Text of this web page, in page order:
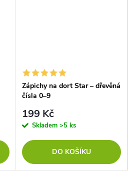
Zápichy na dort Star – dřevěná
čísla 0–9
199 Kč
Skladem >5 ks
DO KOŠÍKU